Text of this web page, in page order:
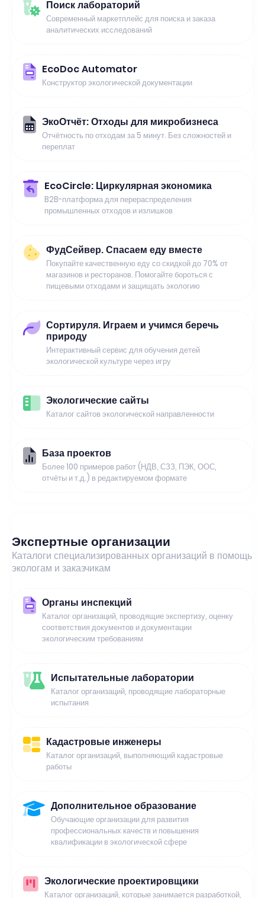
Поиск лабораторий
Современный маркетплейс для поиска и заказа
аналитических исследований
EcoDoc Automator
Конструктор экологической документации
ЭкоОтчёт: Отходы для микробизнеса
Отчётность по отходам за 5 минут. Без сложностей и
переплат
EcoCircle: Циркулярная экономика
B2B-платформа для перераспределения
промышленных отходов и излишков
ФудСейвер. Спасаем еду вместе
Покупайте качественную еду со скидкой до 70% от
магазинов и ресторанов. Помогайте бороться с
пищевыми отходами и защищать экологию
Сортируля. Играем и учимся беречь
природу
Интерактивный сервис для обучения детей
экологической культуре через игру
Экологические сайты
Каталог сайтов экологической направленности
База проектов
Более 100 примеров работ (НДВ, СЗЗ, ПЭК, ООС,
отчёты и т.д.) в редактируемом формате
Экспертные организации
Каталоги специализированных организаций в помощь
экологам и заказчикам
Органы инспекций
Каталог организаций, проводящие экспертизу, оценку
соответствия документов и документации
экологическим требованиям
Испытательные лаборатории
Каталог организаций, проводящие лабораторные
испытания
Кадастровые инженеры
Каталог организаций, выполняющий кадастровые
работы
Дополнительное образование
Обучающие организации для развития
профессиональных качеств и повышения
квалификации в экологической сфере
Экологические проектировщики
Каталог организаций, которые занимается разработкой,